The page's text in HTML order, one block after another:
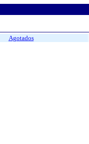
Agotados